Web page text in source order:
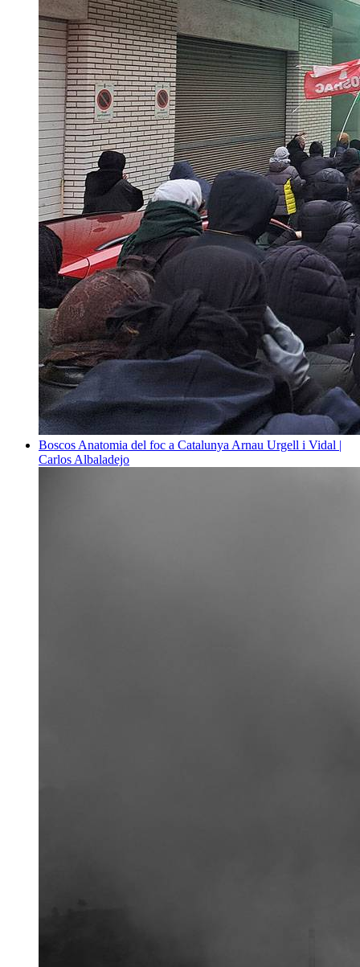
Boscos Anatomia del foc a Catalunya Arnau Urgell i Vidal |
Carlos Albaladejo